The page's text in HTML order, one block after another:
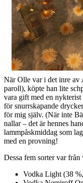
När Olle var i det inre av
paroll), köpte han lite
vara gift med en nykterist
för snurrskapande
för mig själv. (När inte
nallar – det är hennes
lammpåskmiddag som
med en provning!
Dessa fem sorter var från
Vodka Light (38